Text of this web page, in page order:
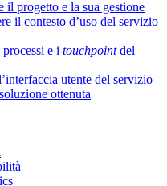
il progetto e la sua gestione
il contesto d’uso del servizio
e i touchpointdel
utente del servizio
ottenuta